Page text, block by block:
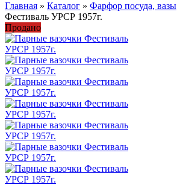
Главная » Каталог » Фарфор посуда, вазы
Фестиваль УРСР 1957г.
Продано